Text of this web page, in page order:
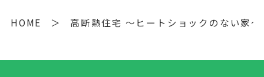
HOME 高断熱住宅 ～ヒートショックのない家～